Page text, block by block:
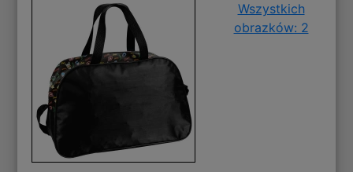
Wszystkich
obrazków: 2